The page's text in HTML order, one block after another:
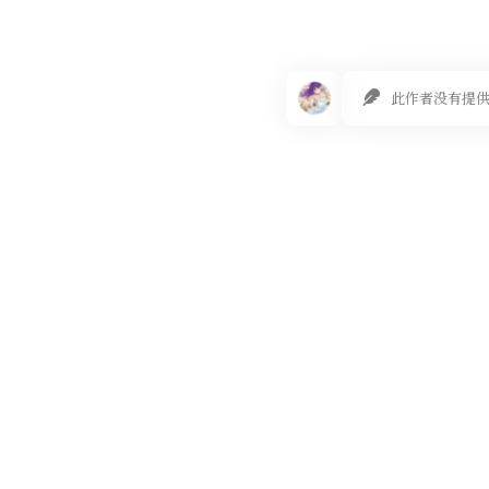
此作者没有提